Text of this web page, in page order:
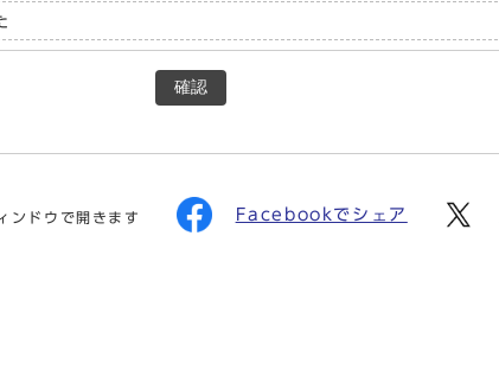
確認
ンドウで開きます Facebookでシェア